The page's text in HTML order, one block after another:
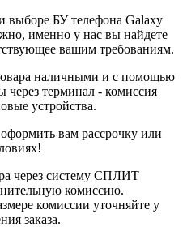
выборе БУ телефона Galaxy
именно у нас вы найдете
вашим требованиям.
наличными и с помощью
через терминал - комиссия
устройства.
вам рассрочку или
через систему СПЛИТ
комиссию.
комиссии уточняйте у
заказа.